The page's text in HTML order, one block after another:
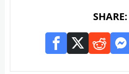
SHARE: